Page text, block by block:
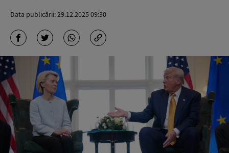
Data publicării:29.12.2025 09:30